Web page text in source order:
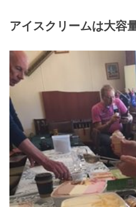
アイスクリームは大容